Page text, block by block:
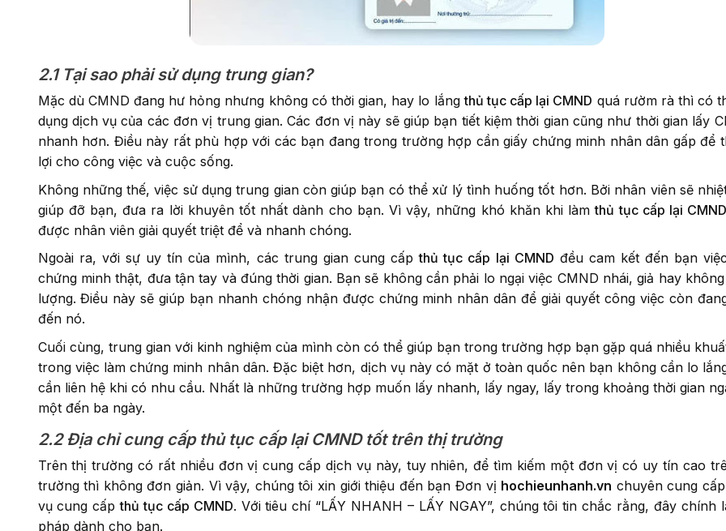
2.1 Tại sao phải sử dụng trung gian?
Mặc dù CMND đang hư hỏng nhưng không có thời gian, hay lo lắngthủ tục cấp lại CMND quá rườm rà thì có
dụng dịch vụ của các đơn vị trung gian. Các đơn vị này sẽ giúp bạn tiết kiệm thời gian cũng như thời gian lấy
nhanh hơn. Điều này rất phù hợp với các bạn đang trong trường hợp cần giấy chứng minh nhân dân gấp để
lợi cho công việc và cuộc sống.
Không những thế, việc sử dụng trung gian còn giúp bạn có thể xử lý tình huống tốt hơn. Bởi nhân viên sẽ
giúp đỡ bạn, đưa ra lời khuyên tốt nhất dành cho bạn. Vì vậy, những khó khăn khi làmthủ tục cấp lại CMND
được nhân viên giải quyết triệt để và nhanh chóng.
Ngoài ra, với sự uy tín của mình, các trung gian cung cấpthủ tục cấp lại CMND đều cam kết đến bạn
chứng minh thật, đưa tận tay và đúng thời gian. Bạn sẽ không cần phải lo ngại việc CMND nhái, giả hay
lượng. Điều này sẽ giúp bạn nhanh chóng nhận được chứng minh nhân dân để giải quyết công việc còn
đến nó.
Cuối cùng, trung gian với kinh nghiệm của mình còn có thể giúp bạn trong trường hợp bạn gặp quá nhiều
trong việc làm chứng minh nhân dân. Đặc biệt hơn, dịch vụ này có mặt ở toàn quốc nên bạn không cần lo
cần liên hệ khi có nhu cầu. Nhất là những trường hợp muốn lấy nhanh, lấy ngay, lấy trong khoảng thời gian
một đến ba ngày.
2.2 Địa chỉ cung cấp thủ tục cấp lại CMND tốt trên thị trường
Trên thị trường có rất nhiều đơn vị cung cấp dịch vụ này, tuy nhiên, để tìm kiếm một đơn vị có uy tín cao
trường thì không đơn giản. Vì vậy, chúng tôi xin giới thiệu đến bạn Đơn vị hochieunhanh.vn chuyên cung
vụ cung cấpthủ tục cấp CMND. Với tiêu chí “LẤY NHANH – LẤY NGAY”, chúng tôi tin chắc rằng, đây chính
pháp dành cho bạn.